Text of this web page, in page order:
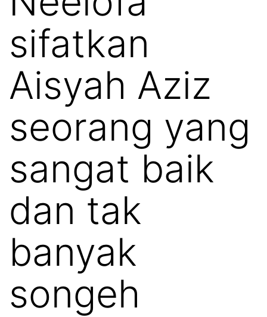
sifatkan
Aisyah Aziz
seorang yang
sangat baik
dan tak
banyak
songeh